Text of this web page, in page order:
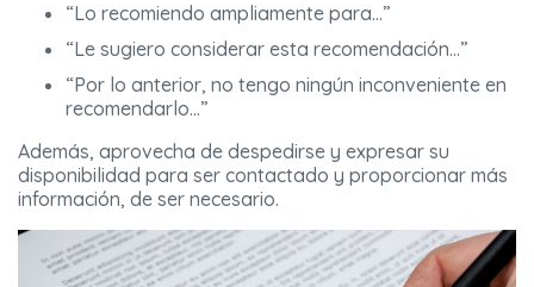
“Lo recomiendo ampliamente para…”
“Le sugiero considerar esta recomendación…”
“Por lo anterior, no tengo ningún inconveniente en
recomendarlo…”
Además, aprovecha de despedirse y expresar su
disponibilidad para ser contactado y proporcionar más
información, de ser necesario.